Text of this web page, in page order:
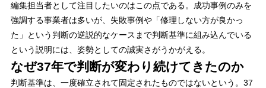
編集担当者として注目したいのはこの点である。成功事例のみを
強調する事業者は多いが、失敗事例や「修理しない方が良かっ
た」という判断の逆説的なケースまで判断基準に組み込んでいる
という説明には、姿勢としての誠実さがうかがえる。
なぜ37年で判断が変わり続けてきたのか
判断基準は、一度確立されて固定されたものではないという。37